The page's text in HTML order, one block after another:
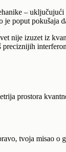
–
je poput pokušaja
nije izuzet iz
prostora
tvoja misao o